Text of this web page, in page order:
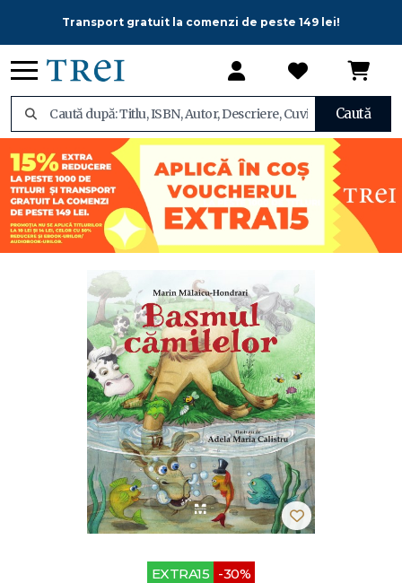
Transport gratuit la comenzi de peste 149 lei!
Caută
EXTRA15 -30%